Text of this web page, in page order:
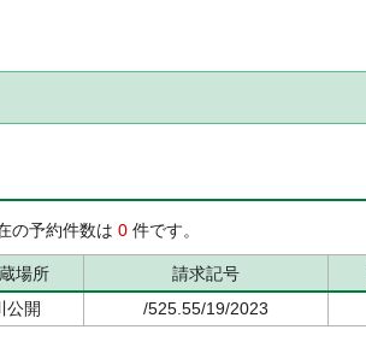
の予約件数は 0 件です。
場所 請求記号
公開 /525.55/19/2023